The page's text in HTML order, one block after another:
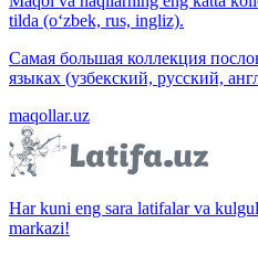
tilda (o‘zbek, rus, ingliz).
Самая большая коллекция
языках (узбекский, русский,
maqollar.uz
Har kuni eng sara latifalar va
markazi!